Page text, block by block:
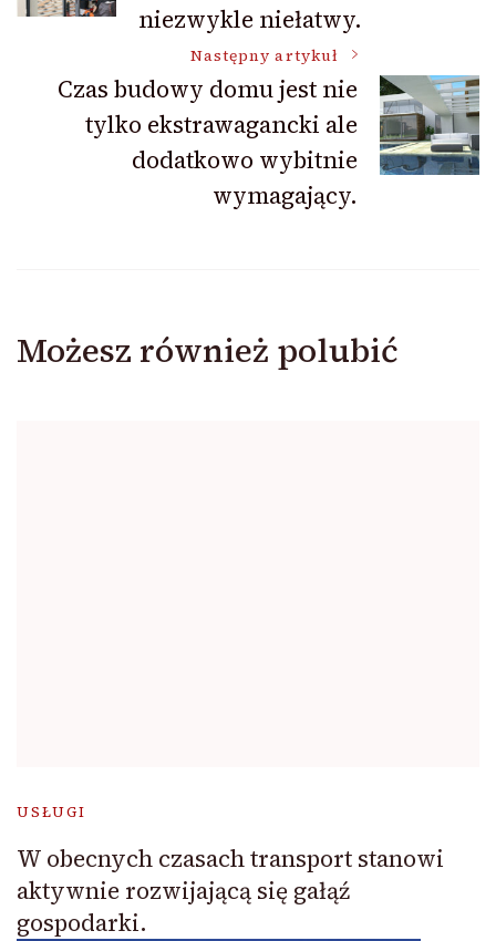
niezwykle niełatwy.
Następny artykuł
Czas budowy domu jest nie
tylko ekstrawagancki ale
dodatkowo wybitnie
wymagający.
Możesz również polubić
USŁUGI
W obecnych czasach transport stanowi
aktywnie rozwijającą się gałąź
gospodarki.